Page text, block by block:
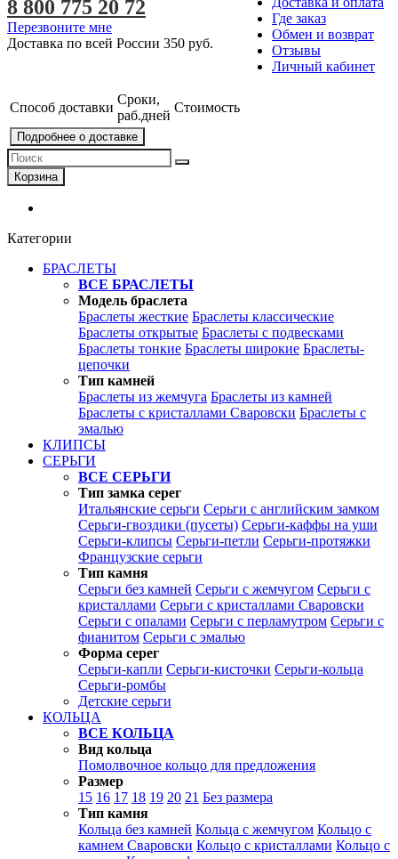
Где заказ
Обмен и возврат
Отзывы
Личный кабинет
8 800 775 20 72
Перезвоните мне
Доставка по всей России 350 руб.
Способ доставки
Сроки,
раб.дней
Стоимость
Подробнее о доставке
Корзина
Категории
БРАСЛЕТЫ
ВСЕ БРАСЛЕТЫ
Модель браслета
Браслеты жесткие Браслеты классические
Браслеты открытые Браслеты с подвесками
Браслеты тонкие Браслеты широкие Браслеты-
цепочки
Тип камней
Браслеты из жемчуга Браслеты из камней
Браслеты с кристаллами Сваровски Браслеты с
эмалью
КЛИПСЫ
СЕРЬГИ
ВСЕ СЕРЬГИ
Тип замка серег
Итальянские серьги Серьги с английским замком
Серьги-гвоздики (пусеты) Серьги-каффы на уши
Серьги-клипсы Серьги-петли Серьги-протяжки
Французские серьги
Тип камня
Серьги без камней Серьги с жемчугом Серьги с
кристаллами Серьги с кристаллами Сваровски
Серьги с опалами Серьги с перламутром Серьги с
фианитом Серьги с эмалью
Форма серег
Серьги-капли Серьги-кисточки Серьги-кольца
Серьги-ромбы
Детские серьги
КОЛЬЦА
ВСЕ КОЛЬЦА
Вид кольца
Помолвочное кольцо для предложения
Размер
15 16 17 18 19 20 21 Без размера
Тип камня
Кольца без камней Кольца с жемчугом Кольцо с
камнем Сваровски Кольцо с кристаллами Кольцо с